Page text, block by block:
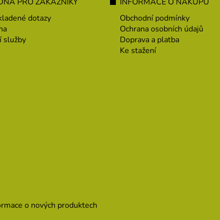
dotazy
služby
Obchodní podmínky
Ochrana osobních údajů
Doprava a platba
Ke stažení
o nových produktech